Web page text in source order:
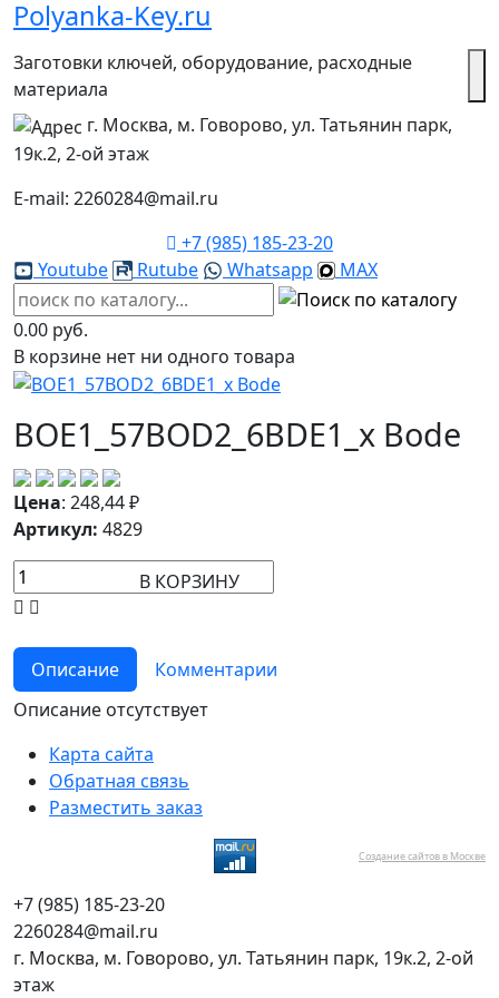
Polyanka-Key.ru
Заготовки ключей, оборудование, расходные
материала
г. Москва, м. Говорово, ул. Татьянин парк,
19к.2, 2-ой этаж
E-mail: 2260284@mail.ru
+7 (985) 185-23-20
Youtube
Rutube Whatsapp MAX
0.00 руб.
В корзине нет ни одного товара
BOE1_57BOD2_6BDE1_x Bode
Цена: 248,44₽
Артикул: 4829
В КОРЗИНУ
Описание
Комментарии
Описание отсутствует
Карта сайта
Обратная связь
Разместить заказ
Создание сайтов в Москве
+7 (985) 185-23-20
2260284@mail.ru
г. Москва, м. Говорово, ул. Татьянин парк, 19к.2, 2-ой
этаж